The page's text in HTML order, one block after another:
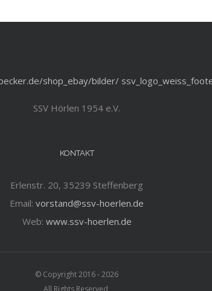
SSV Hörlen 1954 e.V.
KONTAKT
Erlenstr. 20, 35239 Steffenberg
Email: vorstand@ssv-hoerlen.de
Web: www.ssv-hoerlen.de
© Copyright 2016 -2026
All Rights Reserved